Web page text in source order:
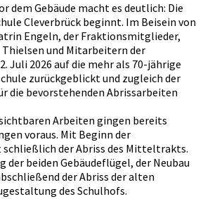
dem Gebäude macht es deutlich: Die
Cleverbrück beginnt. Im Beisein von
Engeln, der Fraktionsmitglieder,
und Mitarbeitern der
Juli 2026 auf die mehr als 70-jährige
zurückgeblickt und zugleich der
die bevorstehenden Abrissarbeiten
Arbeiten gingen bereits
voraus. Mit Beginn der
der Abriss des Mitteltrakts.
der beiden Gebäudeflügel, der Neubau
der Abriss der alten
des Schulhofs.